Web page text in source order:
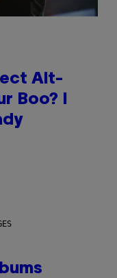
Alt-
Boo? I